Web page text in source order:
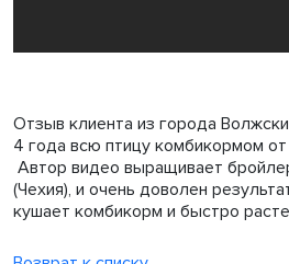
Отзыв клиента из города
4 года всю птицу комбикормом
Автор видео выращивает
(Чехия), и очень доволен
кушает комбикорм и быстро